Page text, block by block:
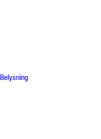
Belysning